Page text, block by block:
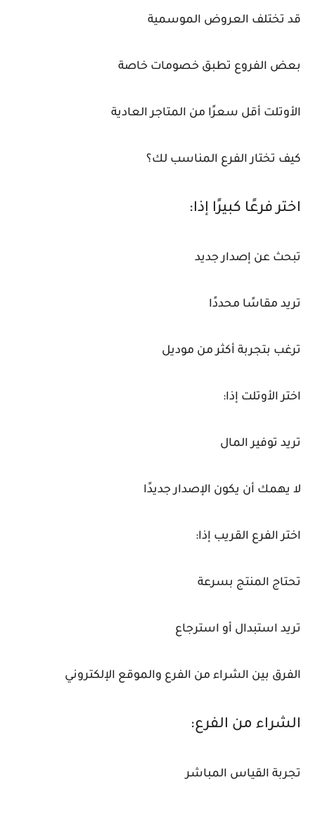
قد تختلف العروض الموسمية
بعض الفروع تطبق خصومات خاصة
الأوتلت أقل سعرًا من المتاجر العادية
كيف تختار الفرع المناسب لك؟
اختر فرعًا كبيرًا إذا:
تبحث عن إصدار جديد
تريد مقاسًا محددًا
ترغب بتجربة أكثر من موديل
اختر الأوتلت إذا:
تريد توفير المال
لا يهمك أن يكون الإصدار جديدًا
اختر الفرع القريب إذا:
تحتاج المنتج بسرعة
تريد استبدال أو استرجاع
الفرق بين الشراء من الفرع والموقع الإلكتروني
الشراء من الفرع:
تجربة القياس المباشر